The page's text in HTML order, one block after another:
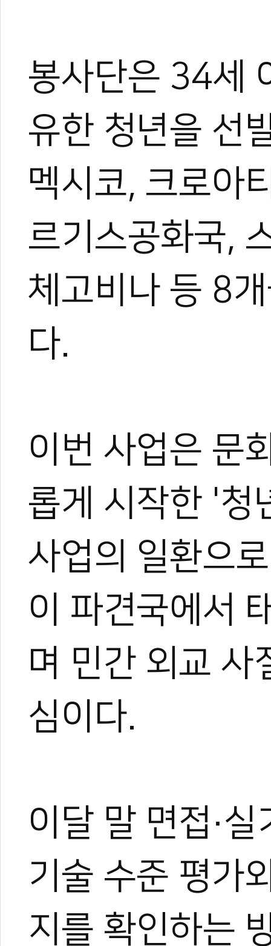
봉사단은 34세
유한 청년을 선
멕시코, 크로아
르기스공화국,
체고비나 등 8
다.
이번 사업은 문
롭게 시작한 '청
사업의 일환으
이 파견국에서
며 민간 외교 사
심이다.
이달 말 면접·
기술 수준 평가
지를 확인하는
한혜진
#봉사단
로아티아
#우즈베키스탄